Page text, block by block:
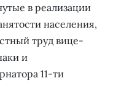
в реализации
населения,
труд вице-
и
11-ти